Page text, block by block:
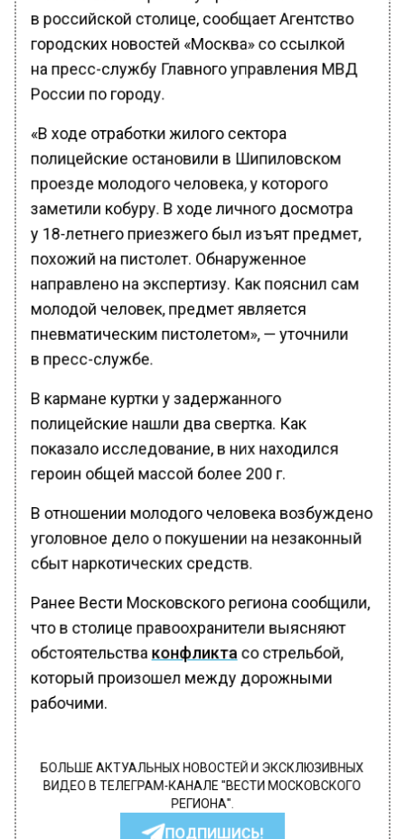
в российской столице, сообщает Агентство
городских новостей «Москва» со ссылкой
на пресс-службу Главного управления МВД
России по городу.
«В ходе отработки жилого сектора
полицейские остановили в Шипиловском
проезде молодого человека, у которого
заметили кобуру. В ходе личного досмотра
у 18-летнего приезжего был изъят предмет,
похожий на пистолет. Обнаруженное
направлено на экспертизу. Как пояснил сам
молодой человек, предмет является
пневматическим пистолетом», — уточнили
в пресс-службе.
В кармане куртки у задержанного
полицейские нашли два свертка. Как
показало исследование, в них находился
героин общей массой более 200 г.
В отношении молодого человека возбуждено
уголовное дело о покушении на незаконный
сбыт наркотических средств.
Ранее Вести Московского региона сообщили,
что в столице правоохранители выясняют
обстоятельства конфликта со стрельбой,
который произошел между дорожными
рабочими.
БОЛЬШЕ АКТУАЛЬНЫХ НОВОСТЕЙ И ЭКСКЛЮЗИВНЫХ
ВИДЕО В ТЕЛЕГРАМ-КАНАЛЕ "ВЕСТИ МОСКОВСКОГО
РЕГИОНА".